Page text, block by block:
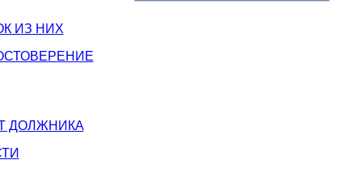
ИЗ НИХ
ДОЛЖНИКА